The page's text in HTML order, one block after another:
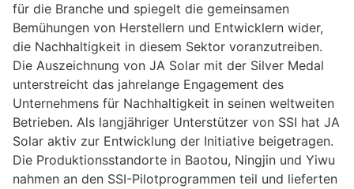
für die Branche und spiegelt die gemeinsamen
Bemühungen von Herstellern und Entwicklern wider,
die Nachhaltigkeit in diesem Sektor voranzutreiben.
Die Auszeichnung von JA Solar mit der Silver Medal
unterstreicht das jahrelange Engagement des
Unternehmens für Nachhaltigkeit in seinen weltweiten
Betrieben. Als langjähriger Unterstützer von SSI hat JA
Solar aktiv zur Entwicklung der Initiative beigetragen.
Die Produktionsstandorte in Baotou, Ningjin und Yiwu
nahmen an den SSI-Pilotprogrammen teil und lieferten